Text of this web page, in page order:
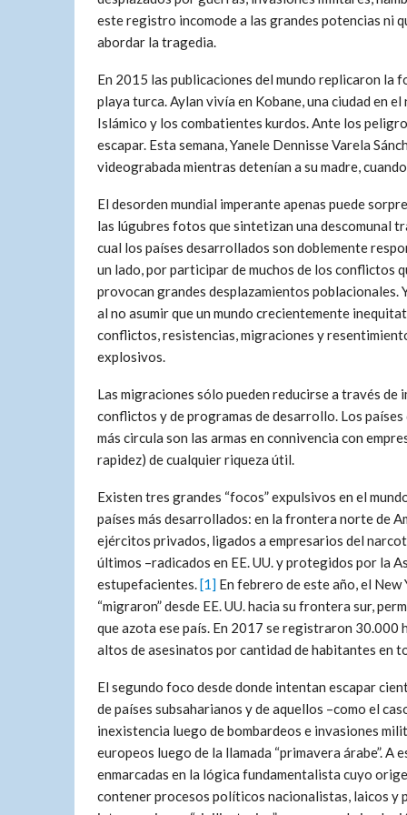
este registro incomode a las grandes potencias ni
abordar la tragedia.
En 2015 las publicaciones del mundo replicaron la
playa turca. Aylan vivía en Kobane, una ciudad en
Islámico y los combatientes kurdos. Ante los
escapar. Esta semana, Yanele Dennisse Varela
videograbada mientras detenían a su madre,
El desorden mundial imperante apenas puede
las lúgubres fotos que sintetizan una descomunal
cual los países desarrollados son doblemente
un lado, por participar de muchos de los conflictos
provocan grandes desplazamientos poblacionales.
al no asumir que un mundo crecientemente
conflictos, resistencias, migraciones y
explosivos.
Las migraciones sólo pueden reducirse a través de
conflictos y de programas de desarrollo. Los
más circula son las armas en connivencia con
rapidez) de cualquier riqueza útil.
Existen tres grandes “focos” expulsivos en el
países más desarrollados: en la frontera norte de
ejércitos privados, ligados a empresarios del
últimos –radicados en EE. UU. y protegidos por la
estupefacientes.[1] En febrero de este año, el
“migraron” desde EE. UU. hacia su frontera sur,
que azota ese país. En 2017 se registraron 30.000
altos de asesinatos por cantidad de habitantes en
El segundo foco desde donde intentan escapar
de países subsaharianos y de aquellos –como el
inexistencia luego de bombardeos e invasiones
europeos luego de la llamada “primavera árabe”. A
enmarcadas en la lógica fundamentalista cuyo
contener procesos políticos nacionalistas, laicos y